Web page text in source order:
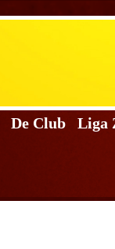
De Club Liga